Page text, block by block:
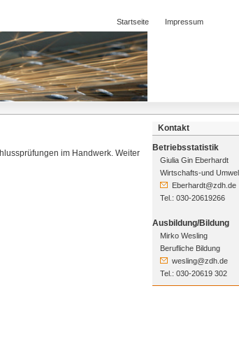
Startseite Impressum
im Handwerk. Weiter
Kontakt
Betriebsstatistik
Giulia Gin Eberhardt
Wirtschafts-und
Eberhardt@zdh.de
Tel.: 030-20619266
Ausbildung/Bildung
Mirko Wesling
Berufliche Bildung
wesling@zdh.de
Tel.: 030-20619 302